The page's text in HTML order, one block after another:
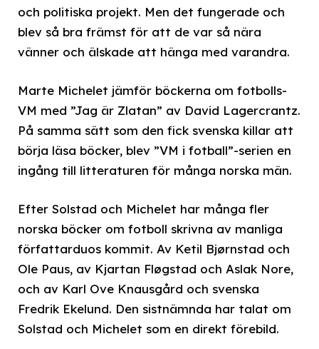
och politiska projekt. Men det fungerade och
blev så bra främst för att de var så nära
vänner och älskade att hänga med varandra.
Marte Michelet jämför böckerna om fotbolls-
VM med ”Jag är Zlatan” av David Lagercrantz.
På samma sätt som den fick svenska killar att
börja läsa böcker, blev ”VM i fotball”-serien en
ingång till litteraturen för många norska män.
Efter Solstad och Michelet har många fler
norska böcker om fotboll skrivna av manliga
författarduos kommit. Av Ketil Bjørnstad och
Ole Paus, av Kjartan Fløgstad och Aslak Nore,
och av Karl Ove Knausgård och svenska
Fredrik Ekelund. Den sistnämnda har talat om
Solstad och Michelet som en direkt förebild.